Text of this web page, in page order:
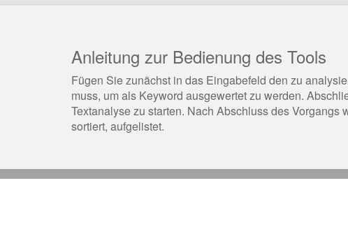
Anleitung zur Bedienung des Tools
Fügen Sie zunächst in das Eingabefeld den zu
muss, um als Keyword ausgewertet zu werden.
Textanalyse zu starten. Nach Abschluss des
sortiert, aufgelistet.